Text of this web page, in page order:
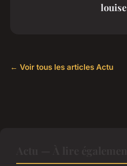
louise
← Voir tous les articles Actu